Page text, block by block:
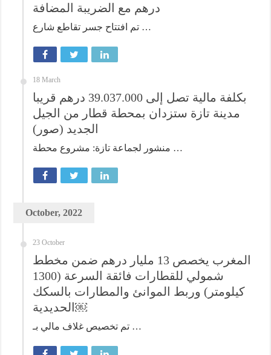
درهم مع الضريبة المضافة
تم افتتاح جسر تقاطع شارع …
18 March
بكلفة مالية تصل إلى 39.037.000 درهم قريبا
مدينة تازة ستزدان بمحطة قطار من الجيل
الجديد (صور)
منشور لجماعة تازة: مشروع محطة …
October, 2022
23 October
المغرب يخصص 13 مليار درهم ضمن مخطط
شمولي للقطارات فائقة السرعة (1300
كيلومتر) وربط الموانئ والمطارات بالسكك
الحديدية￼
تم تخصيص غلاف مالي بـ …